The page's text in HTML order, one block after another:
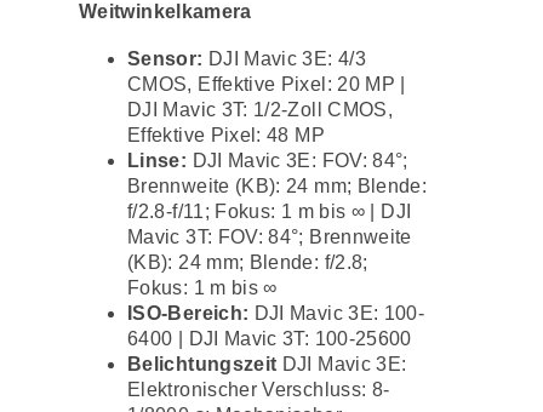
Weitwinkelkamera
Sensor: DJI Mavic 3E: 4/3
CMOS, Effektive Pixel: 20 MP |
DJI Mavic 3T: 1/2-Zoll CMOS,
Effektive Pixel: 48 MP
Linse: DJI Mavic 3E: FOV: 84°;
Brennweite (KB): 24 mm; Blende:
f/2.8-f/11; Fokus: 1 m bis ∞ | DJI
Mavic 3T: FOV: 84°; Brennweite
(KB): 24 mm; Blende: f/2.8;
Fokus: 1 m bis ∞
ISO-Bereich: DJI Mavic 3E: 100-
6400 | DJI Mavic 3T: 100-25600
Belichtungszeit DJI Mavic 3E:
Elektronischer Verschluss: 8-